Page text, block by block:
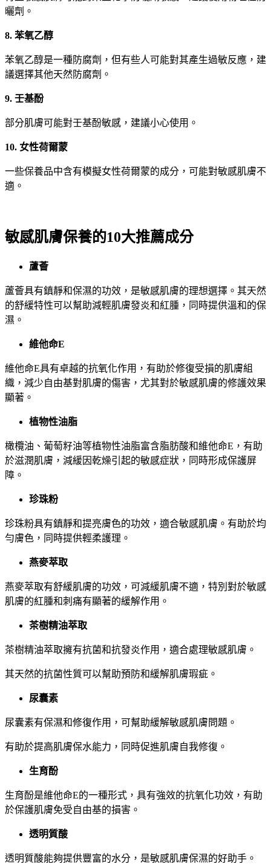
曬劑。
8. 苯氧乙醇
苯氧乙醇是一種防腐劑，但有些人可能對其產生過敏反應，建
議選擇其他天然防腐劑。
9. 壬基酚
部分肌膚可能對壬基酚敏感，建議小心使用。
10. 女性荷爾蒙
一些保養品中含有模擬女性荷爾蒙的成分，可能對敏感肌膚不
適。
敏感肌膚保養的10大推薦成分
蘆薈
蘆薈具有鎮靜和保濕的功效，是敏感肌膚的理想選擇。其天然
的舒緩特性可以幫助減輕肌膚發炎和紅腫，同時提供溫和的保
濕。
維他命E
維他命E具有卓越的抗氧化作用，有助於修復受損的肌膚組
織，減少自由基對肌膚的傷害，尤其對於敏感肌膚的修護效果
顯著。
植物性油脂
橄欖油、葡萄籽油等植物性油脂富含脂肪酸和維他命E，有助
於滋潤肌膚，減緩因乾燥引起的敏感症狀，同時形成保護屏
障。
珍珠粉
珍珠粉具有鎮靜和提亮膚色的功效，適合敏感肌膚。有助於均
勻膚色，同時提供輕柔護理。
燕麥萃取
燕麥萃取有舒緩肌膚的功效，可減緩肌膚不適，特別對於敏感
肌膚的紅腫和刺痛有顯著的緩解作用。
茶樹精油萃取
茶樹精油萃取擁有抗菌和抗發炎作用，適合處理敏感肌膚。
其天然的抗菌性質可以幫助預防和緩解肌膚瑕疵。
尿囊素
尿囊素有保濕和修復作用，可幫助緩解敏感肌膚問題。
有助於提高肌膚保水能力，同時促進肌膚自我修復。
生育酚
生育酚是維他命E的一種形式，具有強效的抗氧化功效，有助
於保護肌膚免受自由基的損害。
透明質酸
透明質酸能夠提供豐富的水分，是敏感肌膚保濕的好助手。